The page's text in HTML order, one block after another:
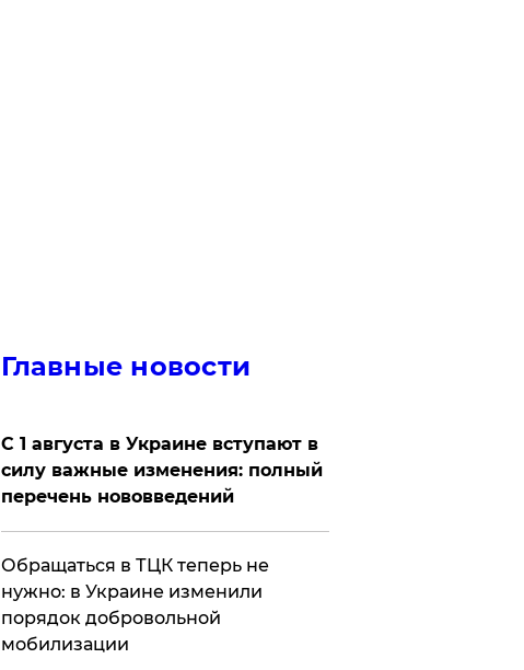
Главные новости
С 1 августа в Украине вступают в
силу важные изменения: полный
перечень нововведений
Обращаться в ТЦК теперь не
нужно: в Украине изменили
порядок добровольной
мобилизации